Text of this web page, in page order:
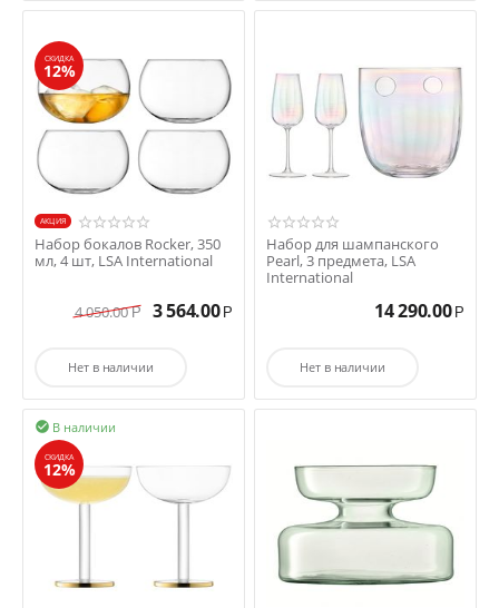
СКИДКА
12%
AКЦИЯ
Набор бокалов Rocker, 350
мл, 4 шт, LSA International
4 050.00 Р 3 564.00 Р
Нет в наличии
Набор для шампанского
Pearl, 3 предмета, LSA
International
14 290.00 Р
Нет в наличии
В наличии

СКИДКА
12%